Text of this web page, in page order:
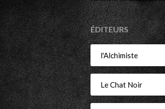
ÉDITEURS
l'Alchimiste
Le Chat Noir